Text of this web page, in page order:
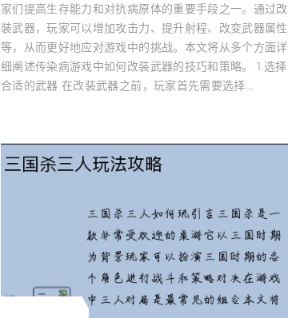
家们提高生存能力和对抗病原体的重要手段之一。通过改
装武器，玩家可以增加攻击力、提升射程、改变武器属性
等，从而更好地应对游戏中的挑战。本文将从多个方面详
细阐述传染病游戏中如何改装武器的技巧和策略。 1.选择
合适的武器 在改装武器之前，玩家首先需要选择...